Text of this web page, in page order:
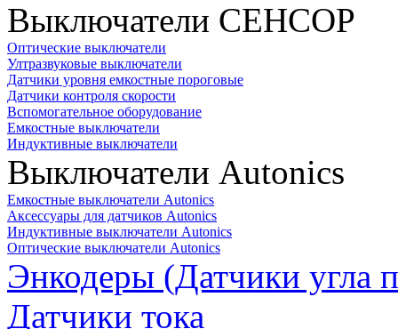
Выключатели СЕНСОР
Оптические выключатели
Ултразвуковые выключатели
Датчики уровня емкостные пороговые
Датчики контроля скорости
Вспомогательное оборудование
Емкостные выключатели
Индуктивные выключатели
Выключатели Autonics
Емкостные выключатели Autonics
Аксессуары для датчиков Autonics
Индуктивные выключатели Autonics
Оптические выключатели Autonics
Энкодеры (Датчики угла
Датчики тока